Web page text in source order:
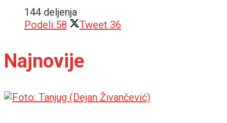
144 deljenja
Podeli 58 Tweet 36
Najnovije